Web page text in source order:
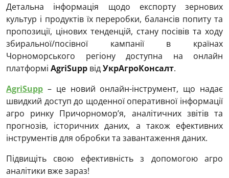
Детальна інформація щодо експорту зернових
культур і продуктів їх переробки, балансів попиту та
пропозиції, цінових тенденцій, стану посівів та ходу
збиральної/посівної кампанії в країнах
Чорноморського регіону доступна на онлайн
платформі AgriSupp відУкрАгроКонсалт.
AgriSupp – це новий онлайн-інструмент, що надає
швидкий доступ до щоденної оперативної інформації
агро ринку Причорномор’я, аналітичних звітів та
прогнозів, історичних даних, а також ефективних
інструментів для обробки та завантаження даних.
Підвищіть свою ефективність з допомогою агро
аналітики вже зараз!